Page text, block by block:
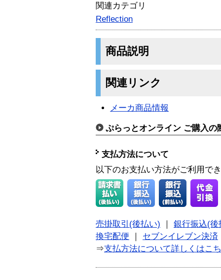
関連カテゴリ
Reflection
商品説明
関連リンク
メーカ商品情報
ぷらっとオンライン ご購入の
支払方法について
以下のお支払い方法がご利用で
売掛取引(後払い)
銀行振込(後
換宅配便
セブンイレブン決済
⇒支払方法について詳しくはこ